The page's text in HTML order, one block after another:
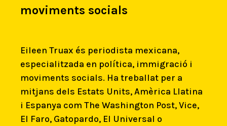
moviments socials
Eileen Truax és periodista mexicana,
especialitzada en política, immigració i
moviments socials. Ha treballat per a
mitjans dels Estats Units, Amèrica Llatina
i Espanya com The Washington Post, Vice,
El Faro, Gatopardo, El Universal o